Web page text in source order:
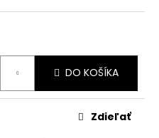
DO KOŠÍKA
Zdieľať